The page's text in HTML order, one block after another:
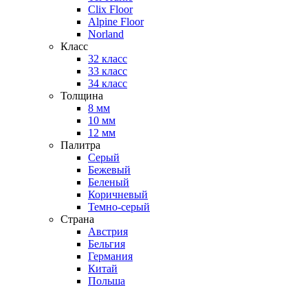
Clix Floor
Alpine Floor
Norland
Класс
32 класс
33 класс
34 класс
Толщина
8 мм
10 мм
12 мм
Палитра
Серый
Бежевый
Беленый
Коричневый
Темно-серый
Страна
Австрия
Бельгия
Германия
Китай
Польша